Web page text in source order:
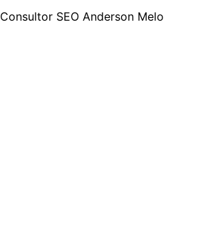
Consultor SEO Anderson Melo